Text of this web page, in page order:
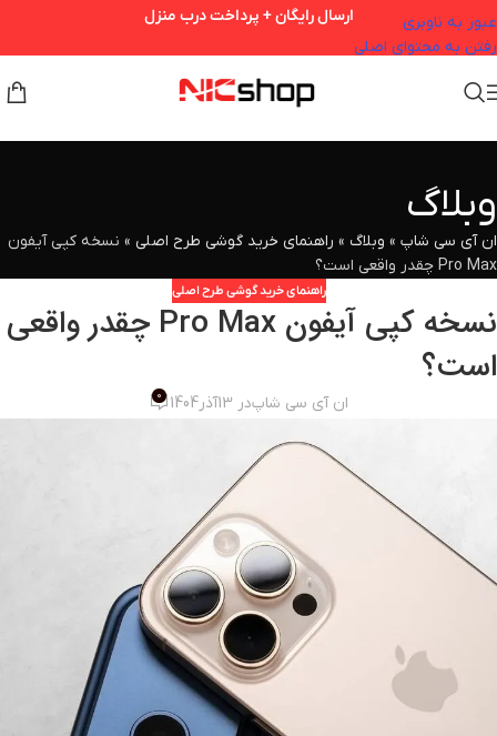
عبور به ناوبری
رفتن به محتوای اصلی
ارسال رایگان + پرداخت درب منزل
وبلاگ
ان آی سی شاپ » وبلاگ » راهنمای خرید گوشی طرح اصلی » نسخه کپی آیفون
Pro Max چقدر واقعی است؟
راهنمای خرید گوشی طرح اصلی
نسخه کپی آیفون Pro Max چقدر واقعی
است؟
ان آی سی شاپدر 13آذر1404 0